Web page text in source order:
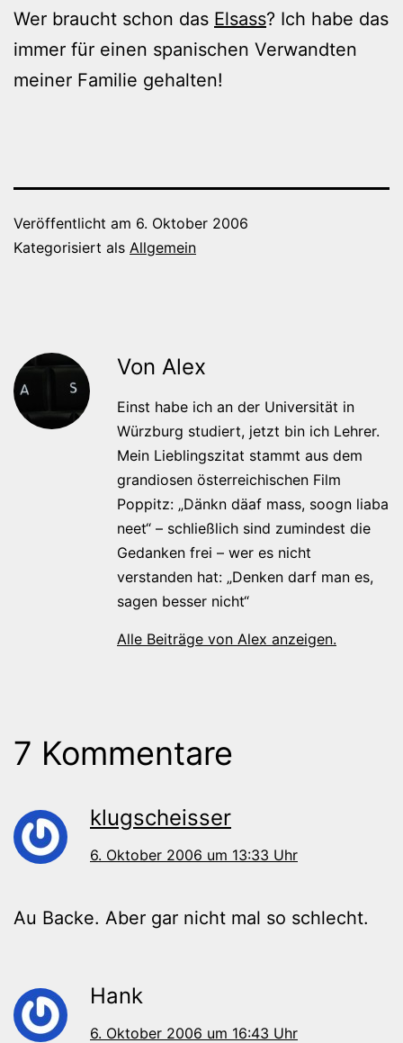
Wer braucht schon das Elsass? Ich habe das
immer für einen spanischen Verwandten
meiner Familie gehalten!
Veröffentlicht am 6. Oktober 2006
Kategorisiert als Allgemein
Von Alex
Einst habe ich an der Universität in
Würzburg studiert, jetzt bin ich Lehrer.
Mein Lieblingszitat stammt aus dem
grandiosen österreichischen Film
Poppitz: „Dänkn däaf mass, soogn liaba
neet“ – schließlich sind zumindest die
Gedanken frei – wer es nicht
verstanden hat: „Denken darf man es,
sagen besser nicht“
Alle Beiträge von Alex anzeigen.
7 Kommentare
klugscheisser
6. Oktober 2006 um 13:33 Uhr
Au Backe. Aber gar nicht mal so schlecht.
Hank
6. Oktober 2006 um 16:43 Uhr